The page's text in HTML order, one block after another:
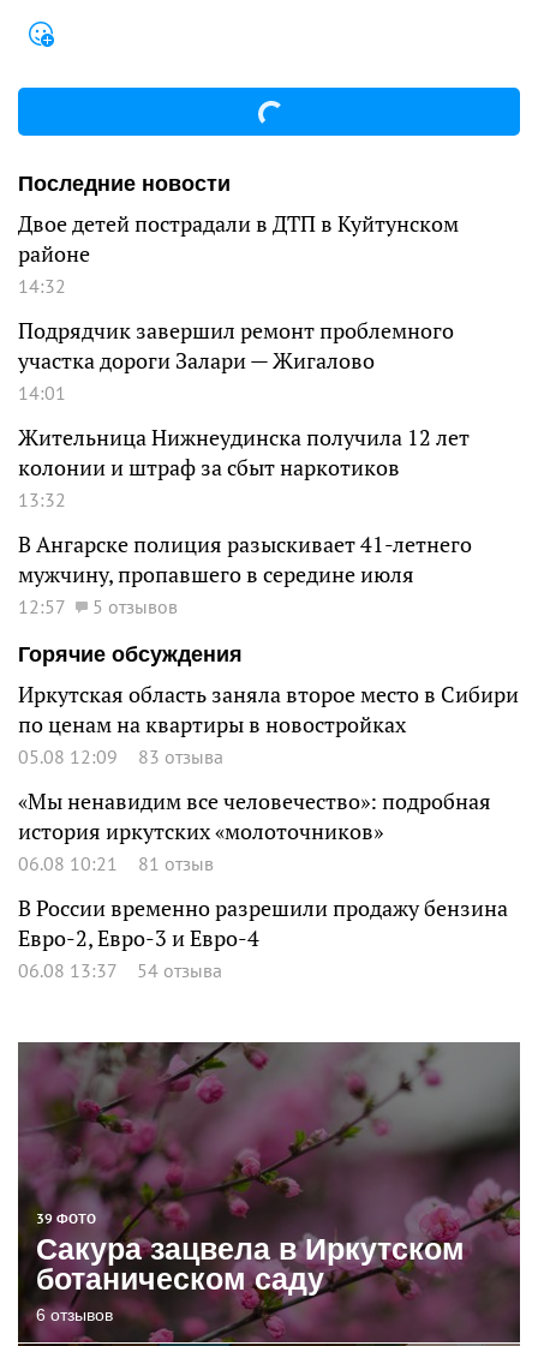
Последние новости
Двое детей пострадали в ДТП в Куйтунском
районе
14:32
Подрядчик завершил ремонт проблемного
участка дороги Залари — Жигалово
14:01
Жительница Нижнеудинска получила 12 лет
колонии и штраф за сбыт наркотиков
13:32
В Ангарске полиция разыскивает 41-летнего
мужчину, пропавшего в середине июля
12:57
5 отзывов
Горячие обсуждения
Иркутская область заняла второе место в Сибири
по ценам на квартиры в новостройках
05.08 12:09 83 отзыва
«Мы ненавидим все человечество»: подробная
история иркутских «молоточников»
06.08 10:21 81 отзыв
В России временно разрешили продажу бензина
Евро-2, Евро-3 и Евро-4
06.08 13:37 54 отзыва
39 ФОТО
Сакура зацвела в Иркутском
ботаническом саду
6 отзывов